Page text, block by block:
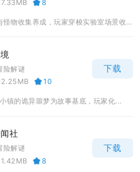
8
小小怪物主打放置闯关与怪物收集养成，玩家穿梭实验室场景收...
险解谜
10
下载
镇的诡异噩梦为故事基底，玩家化...
社
险解谜
8
下载